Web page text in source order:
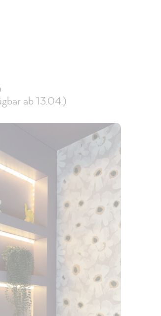
ab 13.04.)